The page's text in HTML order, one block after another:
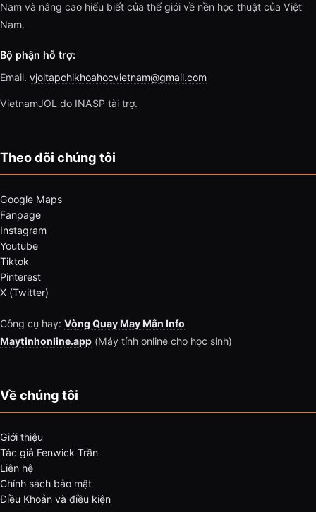
Nam và nâng cao hiểu biết của thế giới về nền học thuật của Việt
Nam.
Bộ phận hỗ trợ:
Email. vjoltapchikhoahocvietnam@gmail.com
VietnamJOL do INASP tài trợ.
Theo dõi chúng tôi
Google Maps
Fanpage
Instagram
Youtube
Tiktok
Pinterest
X (Twitter)
Công cụ hay: Vòng Quay May Mắn Info
Maytinhonline.app (Máy tính online cho học sinh)
Về chúng tôi
Giới thiệu
Tác giả Fenwick Trần
Liên hệ
Chính sách bảo mật
Điều Khoản và điều kiện